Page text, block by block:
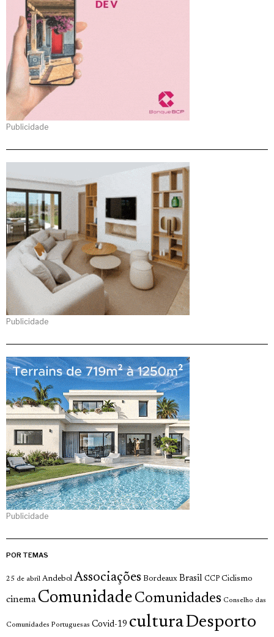
Publicidade
Publicidade
Publicidade
POR TEMAS
25 de abril Andebol Associações Bordeaux Brasil CCP Ciclismo
cinema Comunidade Comunidades Conselho das
Comunidades Portuguesas Covid-19 culturaDesporto